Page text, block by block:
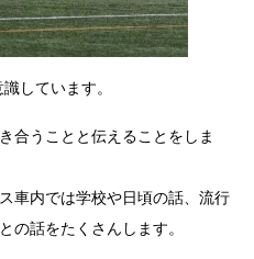
しています。
合うことと伝えることをしま
車内では学校や日頃の話、流行
の話をたくさんします。